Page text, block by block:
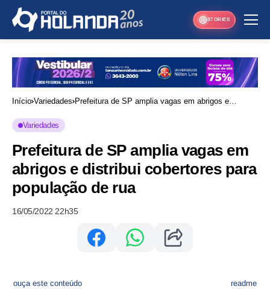
STORIES
Início Variedades Prefeitura de SP amplia vagas em abrigos e
Variedades
Prefeitura de SP amplia vagas em
abrigos e distribui cobertores para
população de rua
16/05/2022 22h35
ouça este conteúdo readme